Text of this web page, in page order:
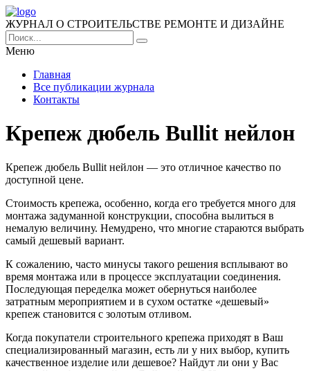
ЖУРНАЛ О СТРОИТЕЛЬСТВЕ РЕМОНТЕ И ДИЗАЙНЕ
Меню
Главная
Все публикации журнала
Контакты
Крепеж дюбель Bullit нейлон
Крепеж дюбель Bullit нейлон — это отличное качество по
доступной цене.
Стоимость крепежа, особенно, когда его требуется много для
монтажа задуманной конструкции, способна вылиться в
немалую величину. Немудрено, что многие стараются выбрать
самый дешевый вариант.
К сожалению, часто минусы такого решения всплывают во
время монтажа или в процессе эксплуатации соединения.
Последующая переделка может обернуться наиболее
затратным мероприятием и в сухом остатке «дешевый»
крепеж становится с золотым отливом.
Когда покупатели строительного крепежа приходят в Ваш
специализированный магазин, есть ли у них выбор, купить
качественное изделие или дешевое? Найдут ли они у Вас